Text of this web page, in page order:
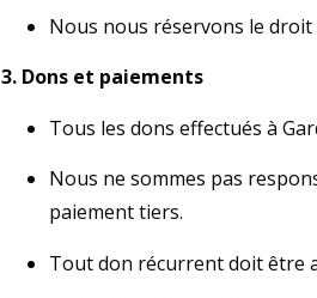
Nous nous réservons le
3. Dons et paiements
Tous les dons effectués à
Nous ne sommes pas
paiement tiers.
Tout don récurrent doit être